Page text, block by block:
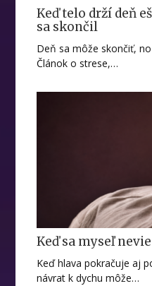
Keď telo drží deň
sa skončil
Deň sa môže skončiť,
Článok o strese,…
Keď sa myseľ
Keď hlava pokračuje aj
návrat k dychu môže…